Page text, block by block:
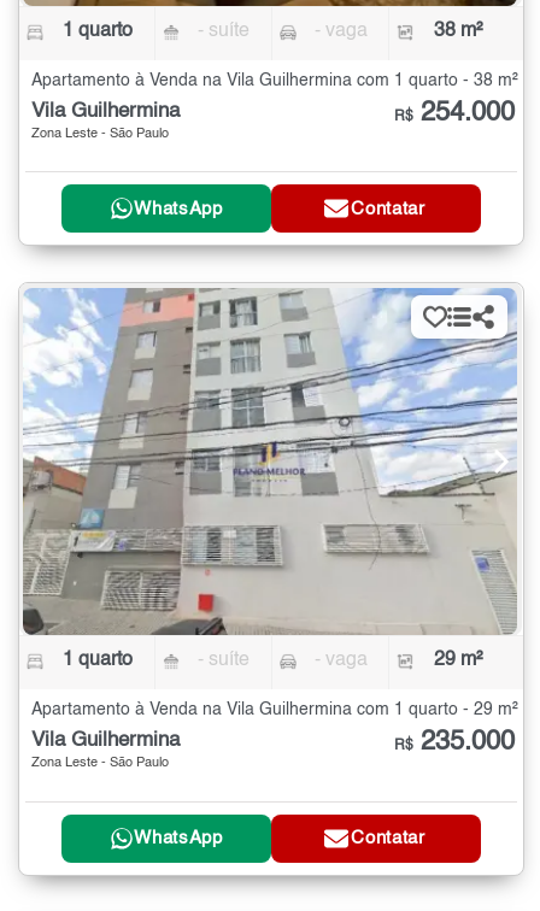
1 quarto - suíte - vaga 38 m²
Apartamento à Venda na Vila Guilhermina com 1 quarto - 38 m²
Vila Guilhermina
Zona Leste - São Paulo
R$ 254.000
WhatsApp Contatar
1 quarto - suíte - vaga 29 m²
Apartamento à Venda na Vila Guilhermina com 1 quarto - 29 m²
Vila Guilhermina
Zona Leste - São Paulo
R$ 235.000
WhatsApp Contatar